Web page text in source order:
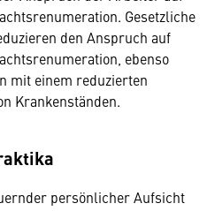
Gesetzliche
den Anspruch auf
ebenso
mit einem reduzierten
Krankenständen.
persönlicher Aufsicht